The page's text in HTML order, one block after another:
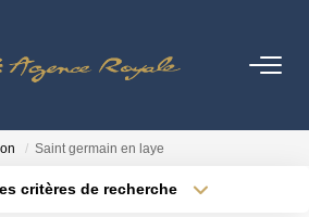
Saint germain en laye
critères de recherche